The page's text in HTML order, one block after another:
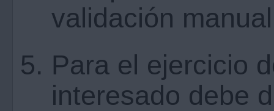
validación
Para el ejercicio
interesado debe